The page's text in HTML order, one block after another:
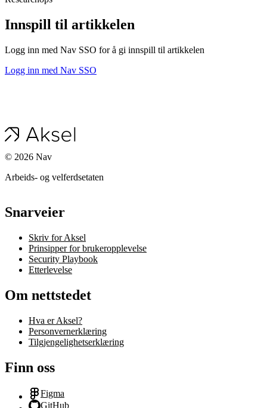
Innspill til artikkelen
Logg inn med Nav SSO for å gi innspill til artikkelen
Logg inn med Nav SSO
© 2026 Nav
Arbeids- og velferdsetaten
Snarveier
Skriv for Aksel
Prinsipper for brukeropplevelse
Security Playbook
Etterlevelse
Om nettstedet
Hva er Aksel?
Personvernerklæring
Tilgjengelighetserklæring
Finn oss
Figma
GitHub